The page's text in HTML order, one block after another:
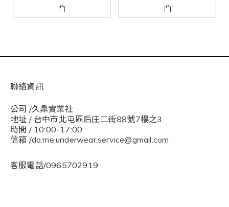
聯絡資訊
公司 /久鼎實業社
地址 / 台中市北屯區后庄二街88號7樓之3
時間 / 10:00-17:00
信箱 /do.me.underwear.service@gmail.com
客服電話/0965702919